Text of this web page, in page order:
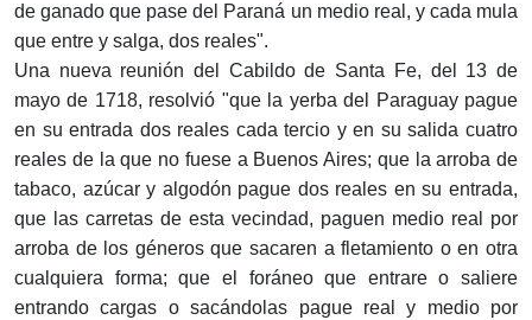
de ganado que pase del Paraná un medio real, y cada mula
que entre y salga, dos reales".
Una nueva reunión del Cabildo de Santa Fe, del 13 de
mayo de 1718, resolvió "que la yerba del Paraguay pague
en su entrada dos reales cada tercio y en su salida cuatro
reales de la que no fuese a Buenos Aires; que la arroba de
tabaco, azúcar y algodón pague dos reales en su entrada,
que las carretas de esta vecindad, paguen medio real por
arroba de los géneros que sacaren a fletamiento o en otra
cualquiera forma; que el foráneo que entrare o saliere
entrando cargas o sacándolas pague real y medio por